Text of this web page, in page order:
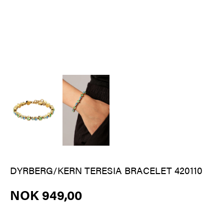
DYRBERG/KERN TERESIA BRACELET 420110
NOK 949,00